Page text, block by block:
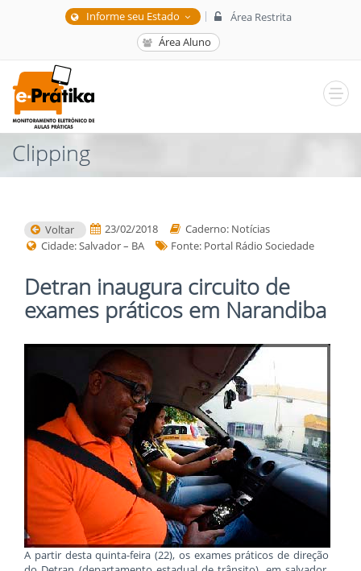
Informe seu Estado |
Área Restrita
Área Aluno
Clipping
Voltar 23/02/2018
Caderno: Notícias
Cidade: Salvador – BA
Fonte: Portal Rádio Sociedade
Detran inaugura circuito de
exames práticos em Narandiba
A partir desta quinta-feira (22), os exames práticos de direção